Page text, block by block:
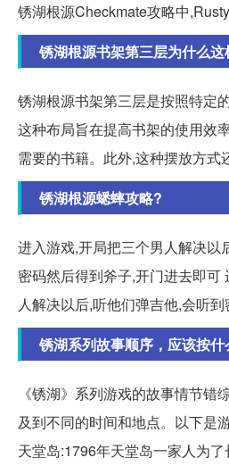
锈湖根源Checkmate攻略中
锈湖根源书架第三层为什么这
锈湖根源书架第三层是按照特定
这种布局旨在提高书架的使用效
需要的书籍。此外,这种摆放方式
锈湖根源蟋蟀攻略?
进入游戏,开局把三个男人解决以
密码然后得到斧子,开门进去即可
人解决以后,听他们弹吉他,会听到
锈湖系列故事顺序，应该按
《锈湖》系列游戏的故事情节错
及到不同的时间和地点。以下是
天堂岛:1796年天堂岛一家人为了